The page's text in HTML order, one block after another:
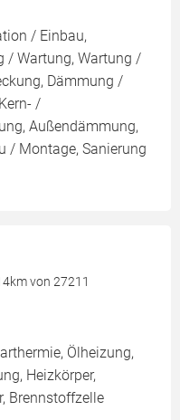
/ Einbau,
/ Wartung, Wartung /
Dämmung /
/
Außendämmung,
/ Montage, Sanierung
von 27211
Ölheizung,
Heizkörper,
Brennstoffzelle